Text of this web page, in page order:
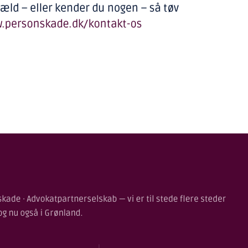
– eller kender du nogen – så tøv
kontakt-os
· Advokatpartnerselskab — vi er til stede flere steder
nu også i Grønland.